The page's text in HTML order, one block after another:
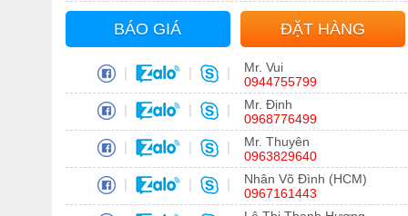
BÁO GIÁ ĐẶT HÀNG
| | |
Mr. Vui
0944755799
| | |
Mr. Định
0968776499
| | |
Mr. Thuyên
0963829640
| | |
Nhân Võ Đình (HCM)
0967161443